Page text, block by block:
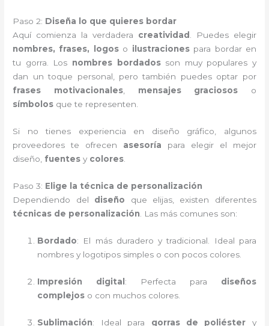
Paso 2: Diseña lo que quieres bordar
Aquí comienza la verdadera creatividad . Puedes elegir
nombres, frases, logoso ilustracionespara bordar en
tu gorra. Los nombres bordadosson muy populares y
dan un toque personal, pero también puedes optar por
frases motivacionales, mensajes graciosos o
símbolos que te representen.
Si no tienes experiencia en diseño gráfico, algunos
proveedores te ofrecen asesoría para elegir el mejor
diseño, fuentes y colores
Paso 3: Elige la técnica de personalización
Dependiendo del diseño que elijas, existen diferentes
técnicas de personalización . Las más comunes son:
Bordado: El más duradero y tradicional. Ideal para
nombres y logotipos simples o con pocos colores.
Impresión digital : Perfecta para diseños
complejos o con muchos colores.
Sublimación: Ideal para gorras de poliéster y